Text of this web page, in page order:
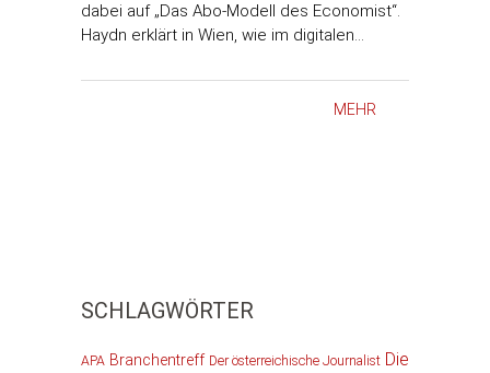
dabei auf „Das Abo-Modell des Economist“.
Haydn erklärt in Wien, wie im digitalen…
MEHR
SCHLAGWÖRTER
APA Branchentreff Der österreichische Journalist Die